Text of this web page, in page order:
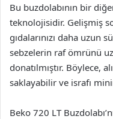
Bu buzdolabının bir
teknolojisidir. Gelişmiş
gıdalarınızı daha uzun
sebzelerin raf ömrünü
donatılmıştır. Böylece,
saklayabilir ve israfı
Beko 720 LT